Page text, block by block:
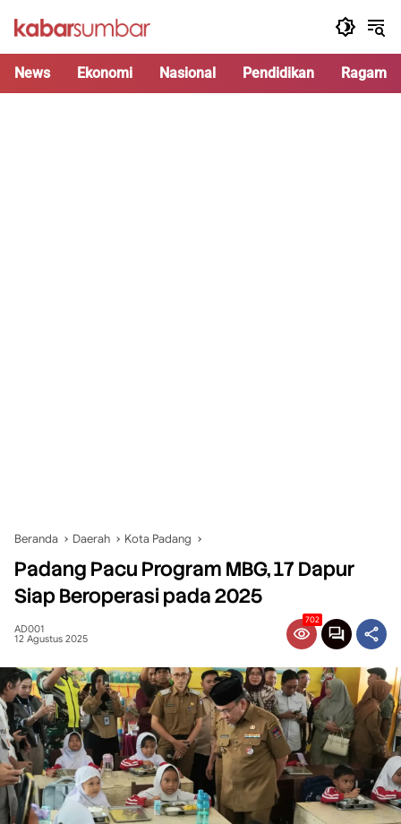
News Ekonomi Nasional Pendidikan Ragam
Beranda Daerah Kota Padang
Padang Pacu Program MBG, 17 Dapur
Siap Beroperasi pada 2025
AD001
12 Agustus 2025
702